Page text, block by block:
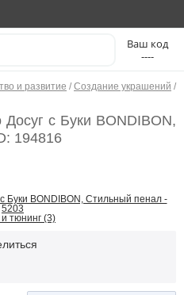
----
и развитие / Создание украшений /
Досуг с Буки BONDIBON,
194816
тюнинг (3)